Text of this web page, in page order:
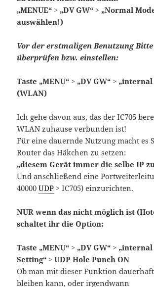
„MENUE“ > „DV GW“ > „Normal
auswählen!)
Vor der erstmaligen Benutzung
überprüfen bzw. einstellen:
Taste „MENU“ > „DV GW“ >
(WLAN)
Ich gehe davon aus, das der IC705
WLAN zuhause verbunden ist!
Für eine dauernde Nutzung macht es
Router das Häkchen zu setzen:
„diesem Gerät immer die selbe IP
Und anschließend eine
40000UDP > IC705) einzurichten.
NUR wenn das nicht möglich ist
schaltet ihr die Option:
Taste „MENU“ > „DV GW“ >
Setting“ > UDP Hole Punch ON
Ob man mit dieser Funktion
bleiben kann, oder irgendwann